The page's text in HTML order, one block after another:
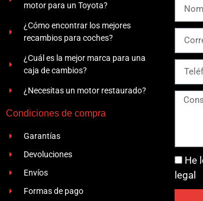
motor para un Toyota?
¿Cómo encontrar los mejores
recambios para coches?
¿Cuál es la mejor marca para una
caja de cambios?
¿Necesitas un motor restaurado?
Condiciones de compra
Garantías
Devoluciones
Envíos
Formas de pago
He
legal